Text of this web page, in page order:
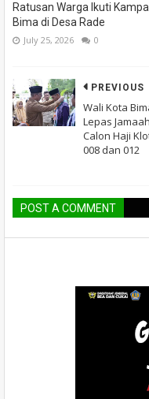
Ratusan Warga Ikuti
Bima di Desa Rade
July 25, 2026 0
PREVIOUS
Wali Kota
Lepas Jamaah
Calon Haji
008 dan 012
POST A COMMENT